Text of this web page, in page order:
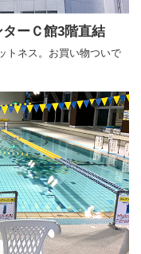
ーＣ館3階直結
トネス。お買い物ついで